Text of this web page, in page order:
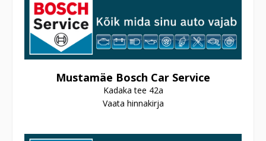
Mustamäe Bosch Car Service
Kadaka tee 42a
Vaata hinnakirja